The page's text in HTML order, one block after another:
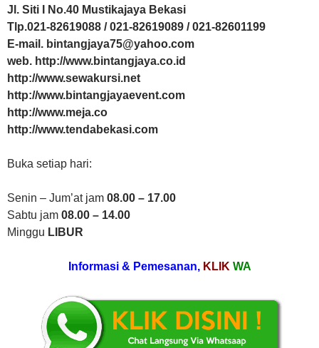
Jl. Siti I No.40 Mustikajaya Bekasi
Tlp.021-82619088 / 021-82619089 / 021-82601199
E-mail. bintangjaya75@yahoo.com
web. http://www.bintangjaya.co.id
http://www.sewakursi.net
http://www.bintangjayaevent.com
http://www.meja.co
http://www.tendabekasi.com
Buka setiap hari:
Senin – Jum’at jam 08.00 – 17.00
Sabtu jam 08.00 – 14.00
Minggu LIBUR
Informasi & Pemesanan, KLIK WA